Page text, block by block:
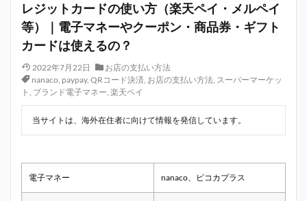
レジットカードの使い方（楽天ペイ・メルペイ
等）｜電子マネーやクーポン・商品券・ギフト
カードは使えるの？
2022年7月22日
お店の支払い方法
nanaco, paypay, QRコード決済, お店の支払い方法, スーパーマーケッ
ト , ブランド電子マネー, 楽天ペイ
当サイトは、海外在住者に向けて情報を発信しています。
電子マネー nanaco、ピコカプラス